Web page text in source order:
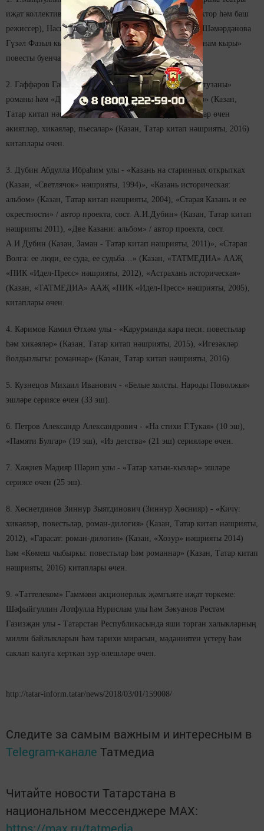
иҗат коллективы: Галиев Рөстәм Вәлиәхмәт улы (директор һәм баш
режиссер), Насыйхов Булат Вакыйф улы (баш рәссам), Шәмәрдәнова
Гүзәл Фазыл кызы (артист) - Чыңгыз Айтматовның «Анам кыры»
повесты буенча куелган спектакль өчен.
2. Гаффаров Габделәхәт Габрахман улы - «Олы юлның тузаны»
романы һәм «Дәрья башы: повесть, романнар, хикәяләр» (Казан,
Татар китап нәшрияты, 2013) һәм «Әхәт Гаффар: балалар өчен
әкиятләр, хикәяләр, пьесалар» (Казан, Татар китап нәшрияты, 2016)
китаплары өчен.
3. Дубин Абдулла Ибраһим улы - «Казань на старинных открытках
(Казан, «Светлячок» нәшрияты, 1994)», «Казань историческая:
альбом» (Казан, Татар китап нәшрияты, 2004), «Старая Казань и ее
окрестности» / автор проекта, сост. А.И.Дубин» (Казан, Татар китап
нәшрияты 2011), «Две Казани: альбом» / автор проекта, сост.
А.И.Дубин (Казан, Заман - Татар китап нәшрияты, 2011)», «Старая
Волга: ее люди, ее суда, ее судьба…» (Казан, «ТАТМЕДИА» ААҖ
«ПИК «Идел-Пресс» нәшрияты, 2012), «Астрахань историческая»
(Казан, «ТАТМЕДИА» ААҖ «ПИК «Идел-Пресс» нәшрияты, 2005),
китаплары өчен.
4. Кәримов Камил Әтхәм улы - «Карурманда кара песи: повестьлар
һәм хикәяләр» (Казан, Татар китап нәшрияты, 2015), «Игезәкләр
йолдызлыгы: романнар» (Казан, Татар китап нәшрияты, 2016).
5. Кузнецов Михаил Иванович - «Белые холсты. Народы Поволжья»
эшләре сериясе өчен (33 эш).
6. Петров Александр Александрович - «На стихи Г.Тукая» (10 эш),
«Памяти Булгар» (19 эш), «Из детства» (21 эш) серияләре өчен.
7. Хаҗиев Мәдияр Шәрип улы - «Татар хатын-кызлар» эшләре
сериясе өчен (25 эш).
8. Хөснетдинов Зиннур Зыятдинович (Зиннур Хөснияр) - «Кичү:
хикәяләр, повестьлар, роман-дилогия» (Казан, Татар китап нәшрияты,
2012), «Гарасат: роман-дилогия» (Казан, «Хозур» нәшрияты 2014)
һәм «Көмеш чыбыркы: повестьлар һәм романнар» (Казан, Татар китап
нәшрияты, 2016) китаплары өчен.
9. «Таттелеком» Гаммәви акционерлык җәмгыяте иҗат төркеме:
Шәфыйгуллин Лотфулла Нурислам улы һәм Зәкуанов Рөстәм
Газизҗан улы - Татарстан Республикасында яши торган халыкларның
милли байлыкларын һәм тарихи мирасын, мәдәниятен үстерү һәм
саклап калуга керткән зур өлешләре өчен.
http://tatar-inform.tatar/news/2018/03/01/159008/
Следите за самым важным и интересным в
Telegram-канале Татмедиа
Читайте новости Татарстана в
национальном мессенджере MАХ: